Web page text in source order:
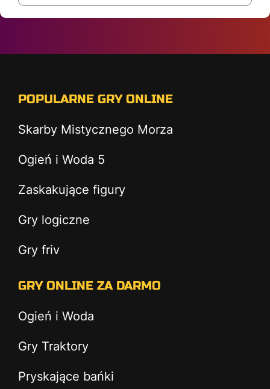
POPULARNE GRY ONLINE
Skarby Mistycznego Morza
Ogień i Woda 5
Zaskakujące figury
Gry logiczne
Gry friv
GRY ONLINE ZA DARMO
Ogień i Woda
Gry Traktory
Pryskające bańki